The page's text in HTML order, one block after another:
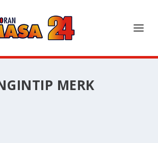
MERK